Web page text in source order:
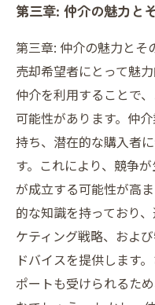
第三章: 仲介の魅力と
第三章: 仲介の魅力とそ
売却希望者にとって魅
仲介を利用することで
可能性があります。仲
持ち、潜在的な購入者
す。これにより、競争
が成立する可能性が高
的な知識を持っており
ケティング戦略、およ
ドバイスを提供します
ポートも受けられるた